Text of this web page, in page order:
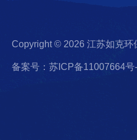
Copyright © 2026 江苏如克环
备案号：苏ICP备11007664号